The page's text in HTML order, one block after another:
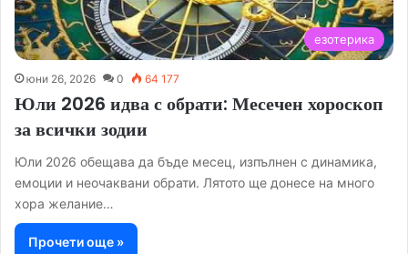
езотерика
юни 26, 2026 0 64 177
Юли 2026 идва с обрати: Месечен хороскоп
за всички зодии
Юли 2026 обещава да бъде месец, изпълнен с динамика,
емоции и неочаквани обрати. Лятото ще донесе на много
хора желание…
Прочети още »